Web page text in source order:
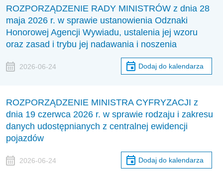
ROZPORZĄDZENIE RADY MINISTRÓW z dnia 28
maja 2026 r. w sprawie ustanowienia Odznaki
Honorowej Agencji Wywiadu, ustalenia jej wzoru
oraz zasad i trybu jej nadawania i noszenia
2026-06-24 Dodaj do kalendarza
ROZPORZĄDZENIE MINISTRA CYFRYZACJI z
dnia 19 czerwca 2026 r. w sprawie rodzaju i zakresu
danych udostępnianych z centralnej ewidencji
pojazdów
2026-06-24 Dodaj do kalendarza